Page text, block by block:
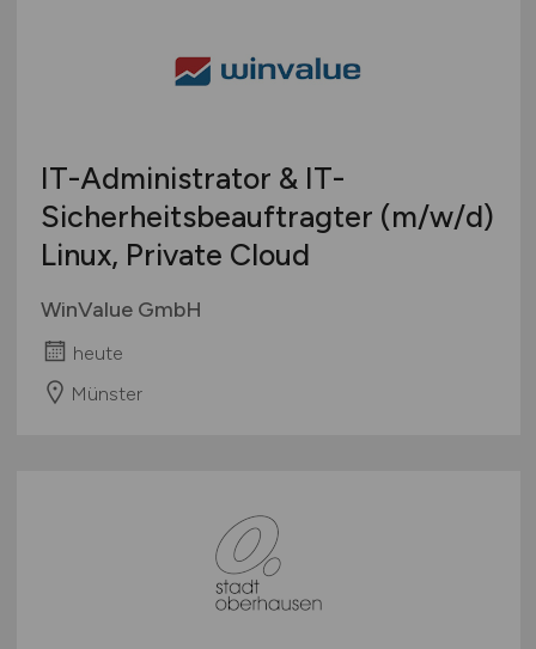
IT-Administrator & IT-
Sicherheitsbeauftragter (m/w/d)
Linux, Private Cloud
WinValue GmbH
heute
Münster